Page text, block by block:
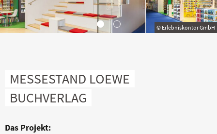
NETZWERK
LEISTUNGEN
PROJEKTERFAHRUNG
© Erlebniskontor GmbH
MESSESTAND LOEWE
BUCHVERLAG
Das Projekt: